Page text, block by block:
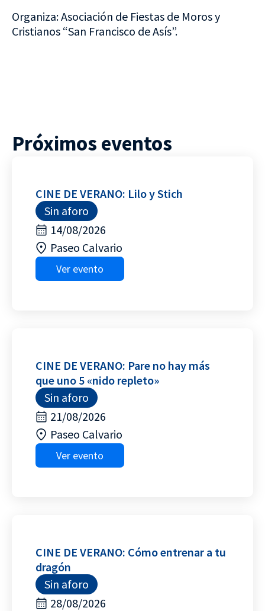
Organiza: Asociación de Fiestas de Moros y
Cristianos “San Francisco de Asís”.
Próximos eventos
CINE DE VERANO: Lilo y Stich
Sin aforo
14/08/2026
Paseo Calvario
Ver evento
CINE DE VERANO: Pare no hay más
que uno 5 «nido repleto»
Sin aforo
21/08/2026
Paseo Calvario
Ver evento
CINE DE VERANO: Cómo entrenar a tu
dragón
Sin aforo
28/08/2026